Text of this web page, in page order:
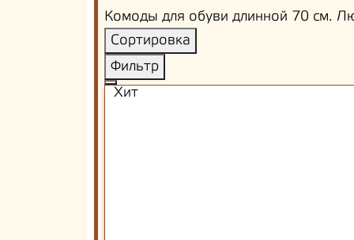
Комоды для обуви длинной 70 см.
Сортировка
Фильтр
Хит